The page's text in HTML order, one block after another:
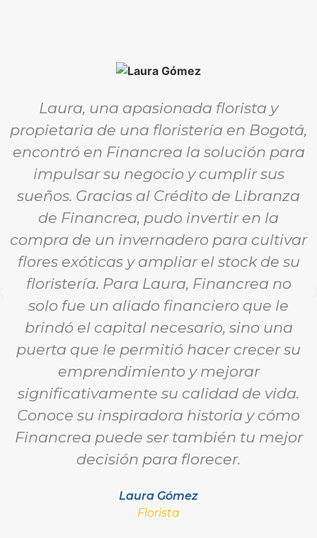
Laura, una apasionada florista y
propietaria de una floristería en Bogotá,
encontró en Financrea la solución para
impulsar su negocio y cumplir sus
sueños. Gracias al Crédito de Libranza
de Financrea, pudo invertir en la
compra de un invernadero para cultivar
flores exóticas y ampliar el stock de su
floristería. Para Laura, Financrea no
solo fue un aliado financiero que le
brindó el capital necesario, sino una
puerta que le permitió hacer crecer su
emprendimiento y mejorar
significativamente su calidad de vida.
Conoce su inspiradora historia y cómo
Financrea puede ser también tu mejor
decisión para florecer.
Laura Gómez
Florista